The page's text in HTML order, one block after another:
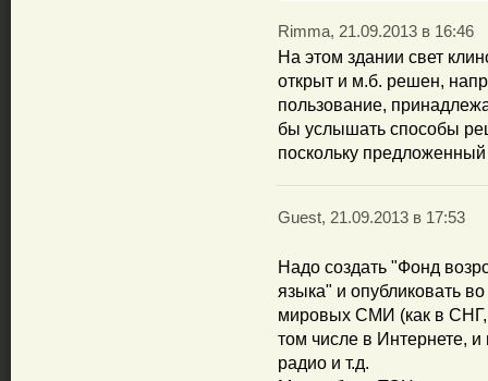
Rimma, 21.09.2013 в 16:46
На этом здании свет
открыт и м.б. решен,
пользование,
бы услышать способы
поскольку
Guest, 21.09.2013 в 17:53
Надо создать "Фонд
языка" и опубликовать
мировых СМИ (как в СНГ,
том числе в Интернете,
радио и т.д.